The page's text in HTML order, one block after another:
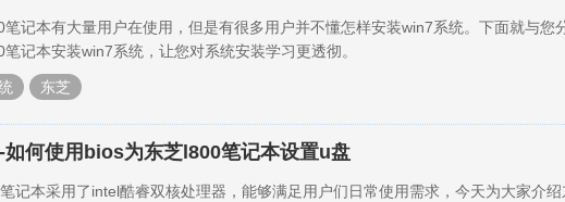
笔记本有大量用户在使用，但是有很多用户并不懂怎样安装win7系统。下面就与您
笔记本安装win7系统，让您对系统安装学习更透彻。
东芝
如何使用bios为东芝l800笔记本设置u盘
记本采用了intel酷睿双核处理器，能够满足用户们日常使用需求，今天为大家介绍